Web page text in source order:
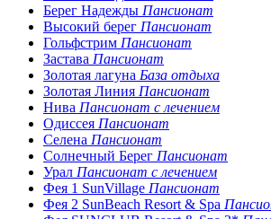
Берег Надежды Пансионат
Высокий берег Пансионат
Гольфстрим Пансионат
Застава Пансионат
Золотая лагуна База отдыха
Золотая Линия Пансионат
Нива Пансионат с лечением
Одиссея Пансионат
Селена Пансионат
Солнечный Берег Пансионат
Урал Пансионат с лечением
Фея 1 SunVillage Пансионат
Фея 2 SunBeach Resort & Spa